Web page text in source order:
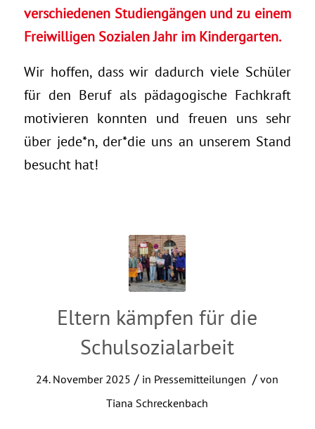
verschiedenen Studiengängen und zu einem
Freiwilligen Sozialen Jahr im Kindergarten.
Wir hoffen, dass wir dadurch viele Schüler
für den Beruf als pädagogische Fachkraft
motivieren konnten und freuen uns sehr
über jede*n, der*die uns an unserem Stand
besucht hat!
Eltern kämpfen für die
Schulsozialarbeit
24. November 2025 / in Pressemitteilungen / von
Tiana Schreckenbach